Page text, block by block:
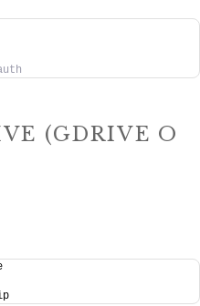
(GDRIVE O